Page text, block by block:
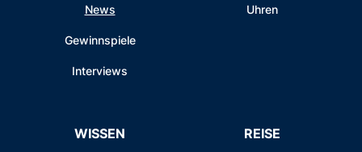
News
Gewinnspiele
Interviews
Uhren
WISSEN REISE